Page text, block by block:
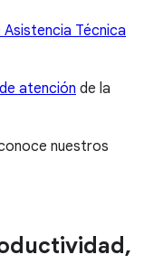
Técnica
atención de la
nuestros